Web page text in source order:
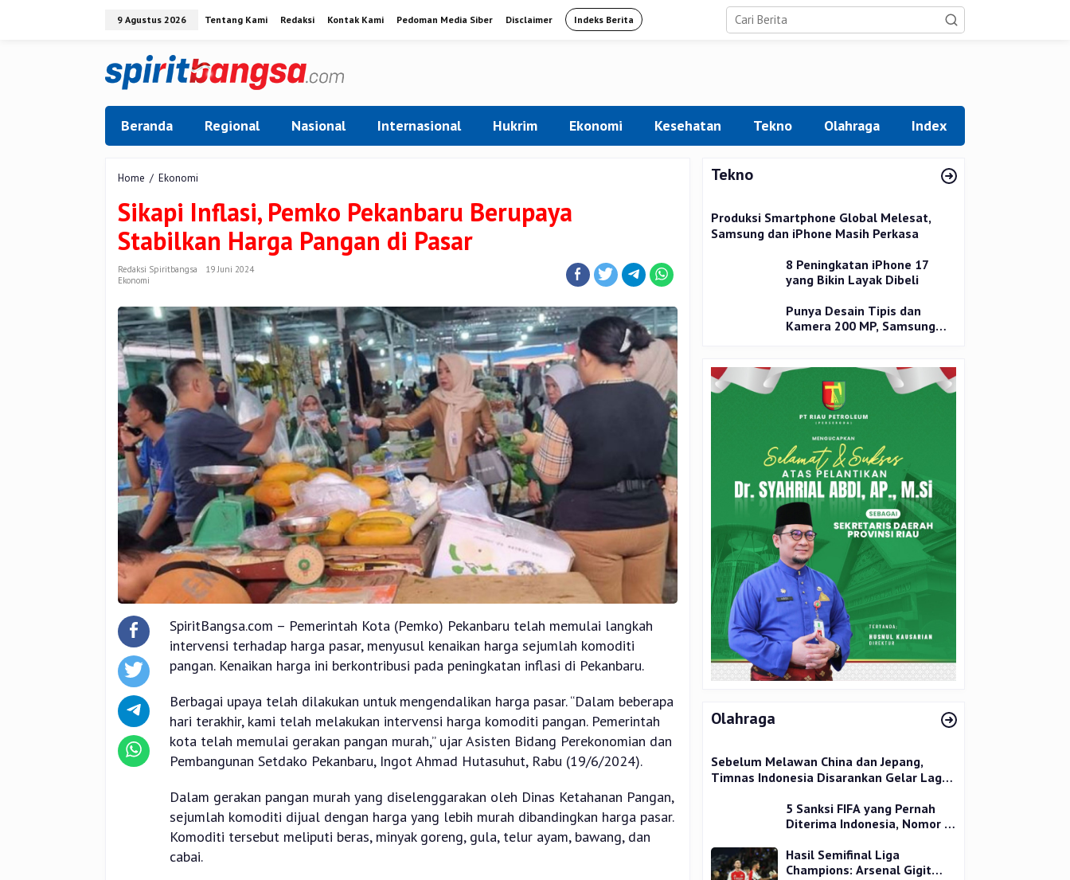
9 Agustus 2026 Tentang Kami Redaksi Kontak Kami Pedoman Media Siber Disclaimer Indeks Berita
Beranda Regional Nasional Internasional Hukrim Ekonomi Kesehatan Tekno Olahraga Index
Home / Ekonomi
Pemko
Pekanbaru
Berupaya
Stabilkan
Harga
Pasar
Sikapi Inflasi, Pemko Pekanbaru Berupaya
Stabilkan Harga Pangan di Pasar
Redaksi Spiritbangsa
19 Juni 2024
Ekonomi
SpiritBangsa.com – Pemerintah Kota (Pemko) Pekanbaru telah memulai langkah
intervensi terhadap harga pasar, menyusul kenaikan harga sejumlah komoditi
pangan. Kenaikan harga ini berkontribusi pada peningkatan inflasi di Pekanbaru.
Berbagai upaya telah dilakukan untuk mengendalikan harga pasar. “Dalam beberapa
hari terakhir, kami telah melakukan intervensi harga komoditi pangan. Pemerintah
kota telah memulai gerakan pangan murah,” ujar Asisten Bidang Perekonomian dan
Pembangunan Setdako Pekanbaru, Ingot Ahmad Hutasuhut, Rabu (19/6/2024).
Dalam gerakan pangan murah yang diselenggarakan oleh Dinas Ketahanan Pangan,
sejumlah komoditi dijual dengan harga yang lebih murah dibandingkan harga pasar.
Komoditi tersebut meliputi beras, minyak goreng, gula, telur ayam, bawang, dan
cabai.
Tekno
Produksi Smartphone Global Melesat,
Samsung dan iPhone Masih Perkasa
8 Peningkatan iPhone 17
yang Bikin Layak Dibeli
Punya Desain Tipis dan
Kamera 200 MP, Samsung
Olahraga
Sebelum Melawan China dan Jepang,
Timnas Indonesia Disarankan Gelar Laga
5 Sanksi FIFA yang Pernah
Diterima Indonesia, Nomor 1
Hasil Semifinal Liga
Champions: Arsenal Gigit